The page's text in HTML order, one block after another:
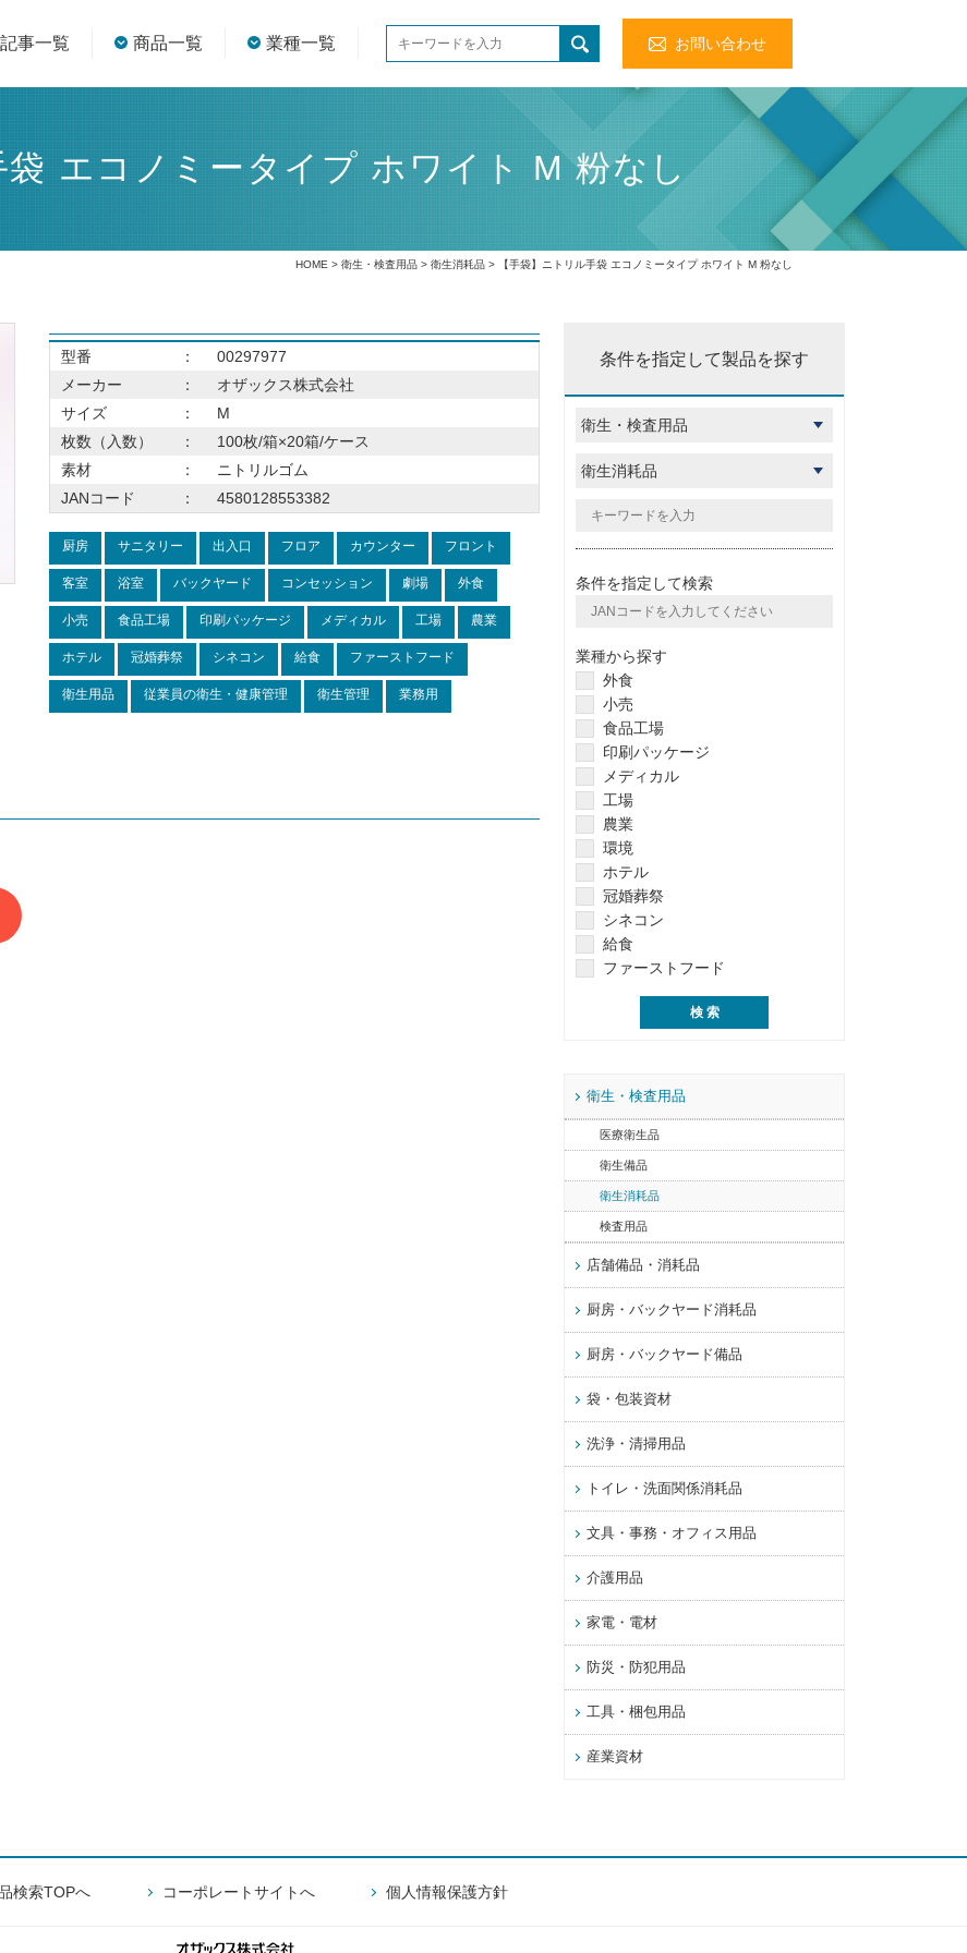
記事一覧 商品一覧 業種一覧 お問い合わせ
エコノミータイプ ホワイト M 粉なし
HOME > 衛生・検査用品 > 衛生消耗品 > 【手袋】ニトリル手袋 エコノミータイプ ホワイト M 粉なし
型番 ：
00297977
メーカー
：
オザックス株式会社
サイズ
：
M
枚数（入数）
：
100枚/箱×20箱/ケース
素材
：
ニトリルゴム
JANコード
： 4580128553382
厨房 サニタリー 出入口 フロア カウンター フロント
客室 浴室 バックヤード コンセッション 劇場 外食
小売 食品工場 印刷パッケージ メディカル 工場 農業
ホテル 冠婚葬祭 シネコン 給食 ファーストフード
衛生用品 従業員の衛生・健康管理 衛生管理 業務用
条件を指定して製品を探す
条件を指定して検索
業種から探す
外食
小売
食品工場
印刷パッケージ
メディカル
工場
農業
環境
ホテル
冠婚葬祭
シネコン
給食
ファーストフード
衛生・検査用品
医療衛生品
衛生備品
衛生消耗品
検査用品
店舗備品・消耗品
厨房・バックヤード消耗品
厨房・バックヤード備品
袋・包装資材
洗浄・清掃用品
トイレ・洗面関係消耗品
文具・事務・オフィス用品
介護用品
家電・電材
防災・防犯用品
工具・梱包用品
産業資材
検索TOPへ コーポレートサイトへ 個人情報保護方針